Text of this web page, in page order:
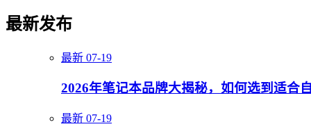
最新发布
最新 07-19
2026年笔记本品牌大揭秘，如何选到适合
最新 07-19